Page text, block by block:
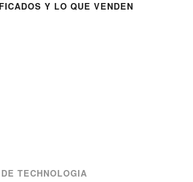
Y LO QUE VENDEN
TECHNOLOGIA